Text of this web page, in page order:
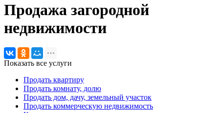
Продажа загородной
недвижимости
Показать все услуги
Продать квартиру
Продать комнату, долю
Продать дом, дачу, земельный участок
Продать коммерческую недвижимость